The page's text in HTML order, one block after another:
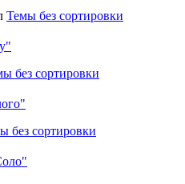
Темы без сортировки
без сортировки
без сортировки